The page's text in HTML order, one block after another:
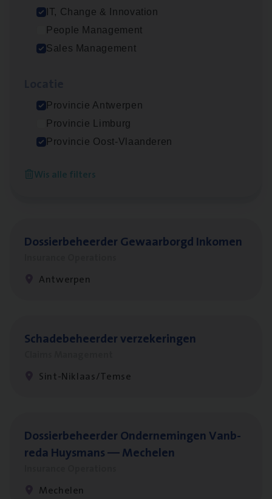
IT, Change & Innovation
People Management
Sales Management
Provincie Antwerpen
Provincie Limburg
Provincie Oost-Vlaanderen
Wis alle filters
Insu­ran­ce Bro­ker Trans­port
(Agi­le)ITPro­ject Manager
Antwerpen
Dos­sier­be­heer­der Gewaar­borgd Inkomen
Antwerpen
Scha­de­be­heer­der verzekeringen
Sint-Niklaas/Temse
Dos­sier­be­heer­der Onder­ne­min­gen Van­b­
re­da Huys­mans — Mechelen
Mechelen